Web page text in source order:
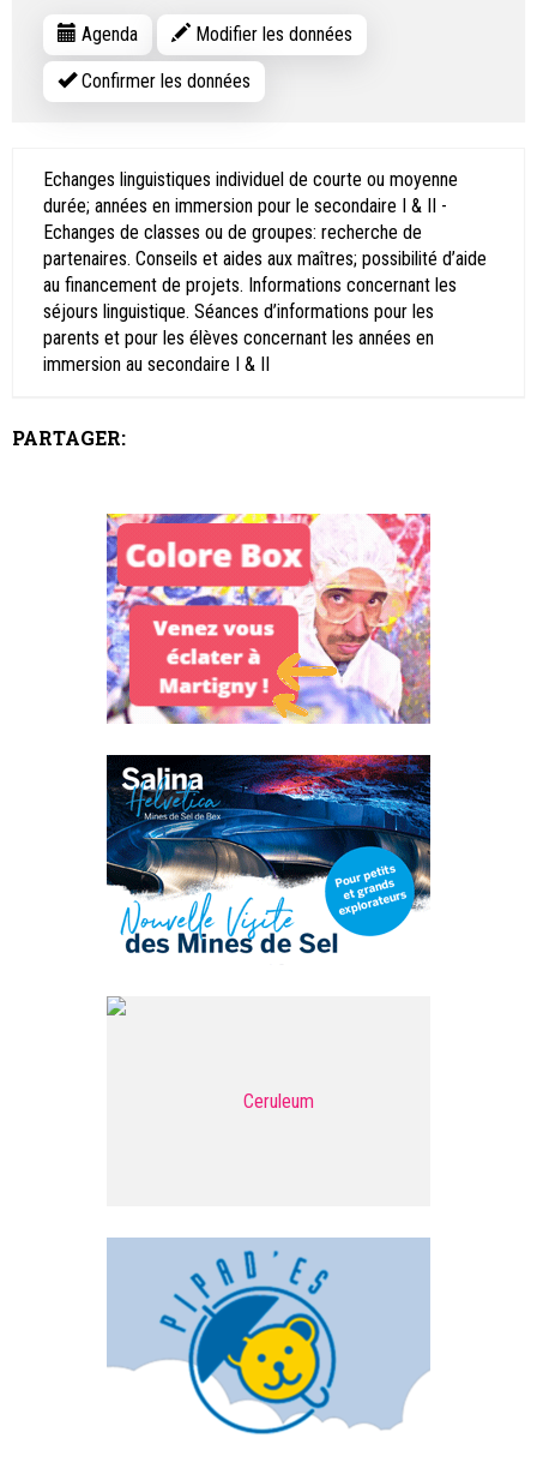
Agenda Modifier les données
Confirmer les données
Echanges linguistiques individuel de courte ou moyenne
durée; années en immersion pour le secondaire I & II -
Echanges de classes ou de groupes: recherche de
partenaires. Conseils et aides aux maîtres; possibilité d’aide
au financement de projets. Informations concernant les
séjours linguistique. Séances d’informations pour les
parents et pour les élèves concernant les années en
immersion au secondaire I & II
PARTAGER: